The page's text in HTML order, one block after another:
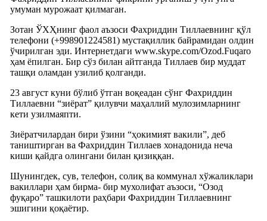
умуман мурожаат қилмаган.
Зотан ЎХҲнинг фаол аъзоси Фахриддин Тиллаевнинг қўл
телефони (+998901224581) мустақиллик байрамидан олдин
ўчирилган эди. Интернетдаги www.skype.com/Ozod.Fuqaro
ҳам ёпилган. Бир сўз билан айтганда Тиллаев бир муддат
ташқи оламдан узилиб қолганди.
23 август куни бўлиб ўтган воқеадан сўнг Фахриддин
Тиллаевни “зиёрат” қилувчи маҳаллий мулозимларнинг
кети узилмаяпти.
Зиёратчилардан бири ўзини “ҳокимият вакили”, деб
таништирган ва Фахриддин Тиллаев хонадонида неча
киши қайдга олингани билан қизиққан.
Шунингдек, сув, телефон, солиқ ва коммунал хўжаликлари
вакиллари ҳам бирма- бир мухолифат аъзоси, “Озод
фуқаро” ташкилоти раҳбари Фахриддин Тиллаевнинг
эшигини қоқаётир.